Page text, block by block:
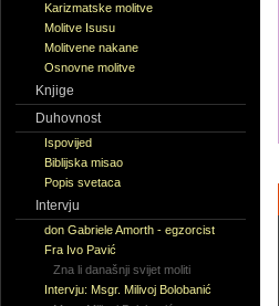
Karizmatske molitve
Molitve Isusu
Molitvene nakane
Osnovne molitve
Knjige
Duhovnost
Ispovijed
Biblijska misao
Popis svetaca
Intervju
don Gabriele Amorth - egzorcist
Fra Ivo Pavić
Zna li današnji svijet moliti
Intervju: Msgr. Milivoj Bolobanić